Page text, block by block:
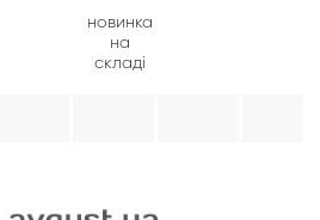
новинка
на
складі